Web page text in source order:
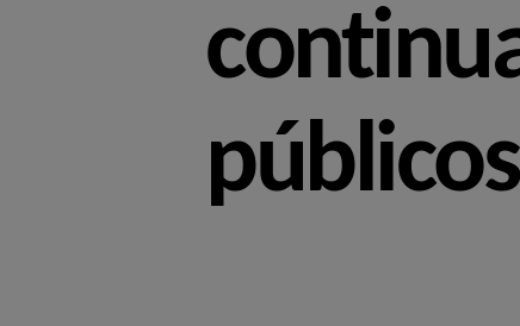
públicos